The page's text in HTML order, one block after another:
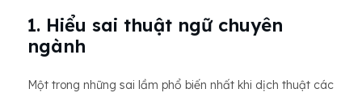
1. Hiểu sai thuật ngữ chuyên
ngành
Một trong những sai lầm phổ biến nhất khi dịch thuật các